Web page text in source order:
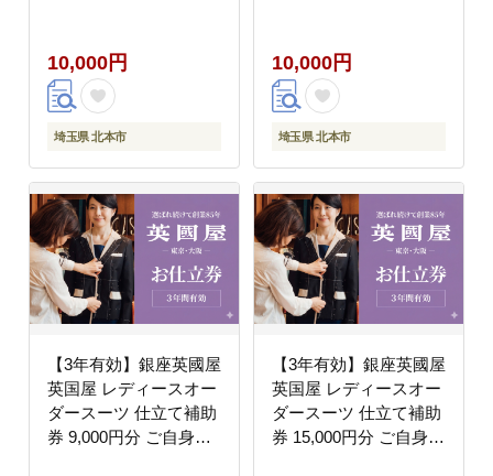
10,000円
埼玉県 北本市
10,000円
埼玉県 北本市
【3年有効】銀座英國屋
英国屋 レディースオー
ダースーツ 仕立て補助
券 9,000円分 ご自身用
【3年有効】銀座英國屋
英国屋 レディースオー
ダースーツ 仕立て補助
券 15,000円分 ご自身用